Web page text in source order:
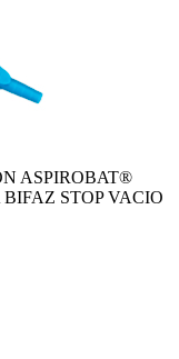
ASPIROBAT®
STOP VACIO